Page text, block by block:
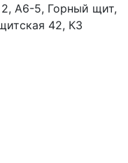
А6-5, Горный щит,
42, К3